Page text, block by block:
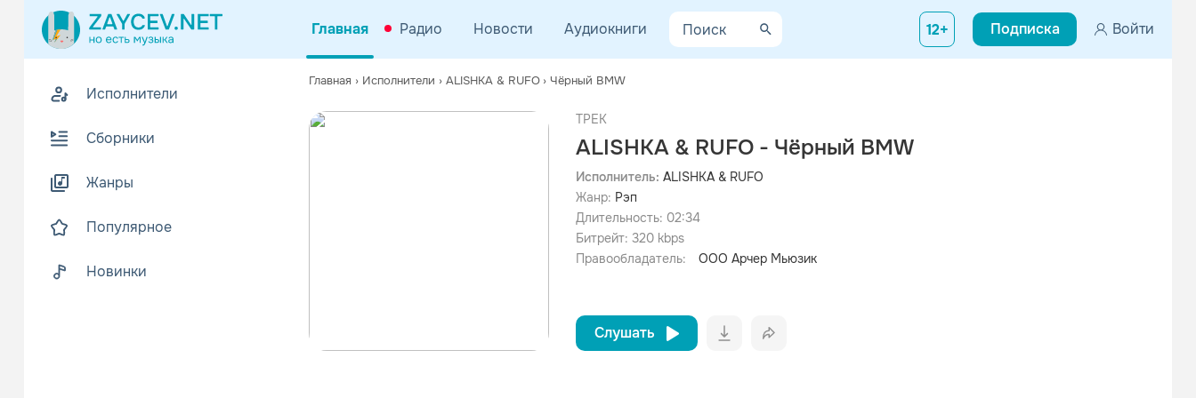
Главная Радио Новости Аудиокниги 12+ Подписка Войти
Исполнители
Сборники
Жанры
Популярное
Новинки
Главная › Исполнители › ALISHKA & RUFO › Чёрный BMW
ТРЕК
ALISHKA & RUFO - Чёрный BMW
Исполнитель: ALISHKA & RUFO
Жанр: Рэп
Длительность: 02:34
Битрейт: 320 kbps
Правообладатель:
ООО Арчер Мьюзик
Слушать
просмотра рекламы
оформления подписки.
После просмотра Вы сможете скачать 3 файла без
дополнительной рекламы!